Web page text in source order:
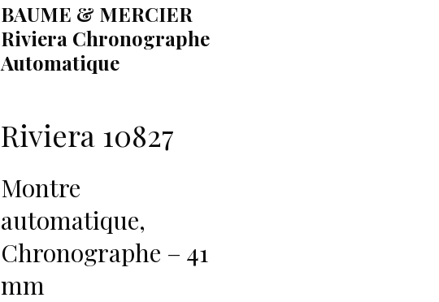
BAUME & MERCIER
Riviera Chronographe
Automatique
Riviera 10827
Montre
automatique,
Chronographe – 41
mm